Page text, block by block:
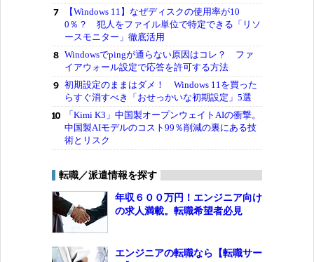
【Windows 11】なぜディスクの使用率が10
0％？ 犯人をファイル単位で特定できる「リソ
ースモニター」徹底活用
Windowsでpingが通らない原因はコレ？ ファ
イアウォール設定で応答を許可する方法
初期設定のままはダメ！ Windows 11を買った
らすぐ消すべき「おせっかいな初期設定」5選
「Kimi K3」中国製オープンウェイトAIの衝撃。
中国製AIモデルのコスト99％削減の裏にある技
術とリスク
転職／派遣情報を探す
年収６００万円！エンジニア向け
の求人満載。転職希望者必見
エンジニアの転職なら【転職サー